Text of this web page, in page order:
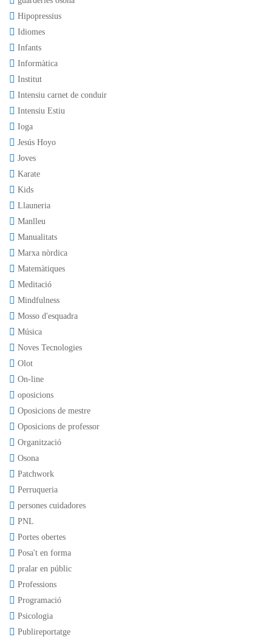
Hipopressius
Idiomes
Infants
Informàtica
Institut
Intensiu carnet de conduir
Intensiu Estiu
Ioga
Jesús Hoyo
Joves
Karate
Kids
Llauneria
Manlleu
Manualitats
Marxa nòrdica
Matemàtiques
Meditació
Mindfulness
Mosso d'esquadra
Música
Noves Tecnologies
Olot
On-line
oposicions
Oposicions de mestre
Oposicions de professor
Organització
Osona
Patchwork
Perruqueria
persones cuidadores
PNL
Portes obertes
Posa't en forma
pralar en públic
Professions
Programació
Psicologia
Publireportatge